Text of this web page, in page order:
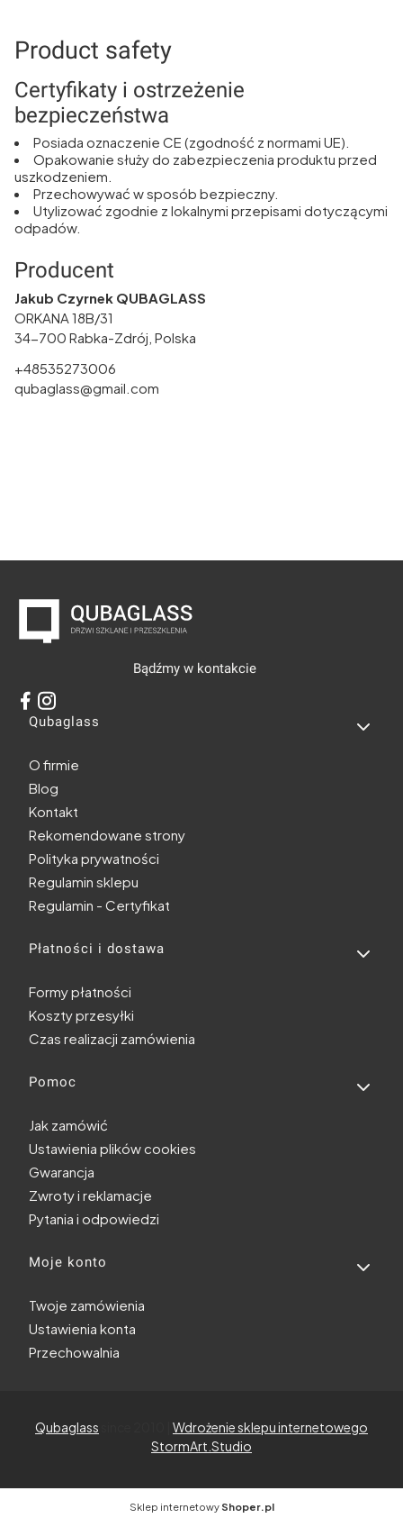
Product safety
Certyfikaty i ostrzeżenie
bezpieczeństwa
Posiada oznaczenie CE (zgodność z normami UE).
Opakowanie służy do zabezpieczenia produktu przed
uszkodzeniem.
Przechowywać w sposób bezpieczny.
Utylizować zgodnie z lokalnymi przepisami dotyczącymi
odpadów.
Producent
Jakub Czyrnek QUBAGLASS
ORKANA 18B/31
34-700 Rabka-Zdrój, Polska
+48535273006
qubaglass@gmail.com
Bądźmy w kontakcie
Linki w stopce
Qubaglass
O firmie
Blog
Kontakt
Rekomendowane strony
Polityka prywatności
Regulamin sklepu
Regulamin - Certyfikat
Płatności i dostawa
Formy płatności
Koszty przesyłki
Czas realizacji zamówienia
Pomoc
Jak zamówić
Ustawienia plików cookies
Gwarancja
Zwroty i reklamacje
Pytania i odpowiedzi
Moje konto
Twoje zamówienia
Ustawienia konta
Przechowalnia
Qubaglass
Wdrożenie sklepu internetowego
StormArt.Studio
Sklep internetowy Shoper.pl